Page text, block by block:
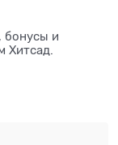
бонусы и
Хитсад.